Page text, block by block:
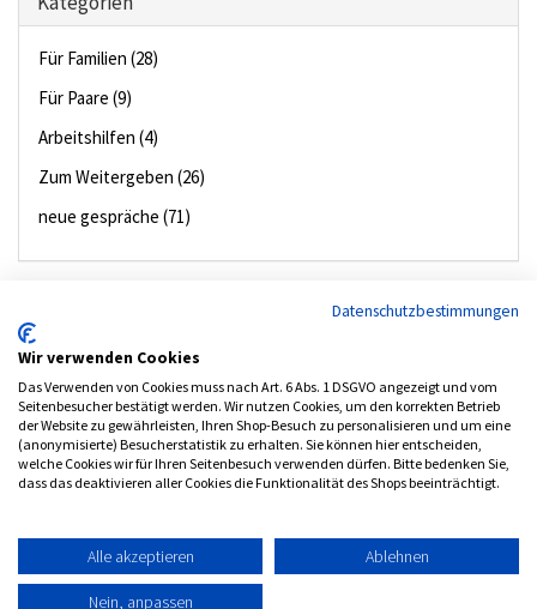
Für Familien (28)
Für Paare (9)
Arbeitshilfen (4)
Zum Weitergeben (26)
neue gespräche (71)
01.Flyer Familien in ihrer Vielfalt
02.Die Feier des Segens für Paare
03.Anleitung zum Neugierig-sein
04. Da berühren sich Himmel und Erde
Kontakt Impressum AKF-Datenschutz
AGB
Datenschutzbestimmungen
Wir verwenden Cookies
Das Verwenden von Cookies muss nach Art. 6 Abs. 1 DSGVO angezeigt und vom
Seitenbesucher bestätigt werden. Wir nutzen Cookies, um den korrekten Betrieb
der Website zu gewährleisten, Ihren Shop-Besuch zu personalisieren und um eine
(anonymisierte) Besucherstatistik zu erhalten. Sie können hier entscheiden,
welche Cookies wir für Ihren Seitenbesuch verwenden dürfen. Bitte bedenken Sie,
dass das deaktivieren aller Cookies die Funktionalität des Shops beeinträchtigt.
Alle akzeptieren Ablehnen
Nein, anpassen